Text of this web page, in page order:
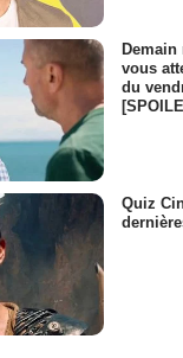
vous
du
Quiz